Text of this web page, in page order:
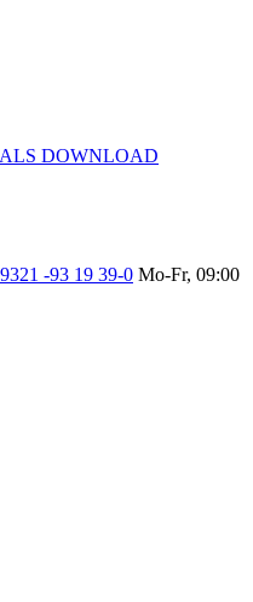
DOWNLOAD
-93 19 39-0 Mo-Fr, 09:00